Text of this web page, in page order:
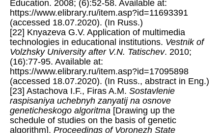
Education. 2008; (6):52-58. Available at:
https://www.elibrary.ru/item.asp?id=11693391
(accessed 18.07.2020). (In Russ.)
[22] Knyazeva G.V. Application of multimedia
technologies in educational institutions. Vestnik of
Volzhsky University after V.N. Tatischev. 2010;
(16):77-95. Available at:
https://www.elibrary.ru/item.asp?id=17095898
(accessed 18.07.2020). (In Russ., abstract in Eng.)
[23] Astachova I.F., Firas A.M. Sostavlenie
raspisaniya uchebnyh zanyatij na osnove
geneticheskogo algoritma [Drawing up the
schedule of studies on the basis of genetic
algorithm]. Proceedings of Voronezh State